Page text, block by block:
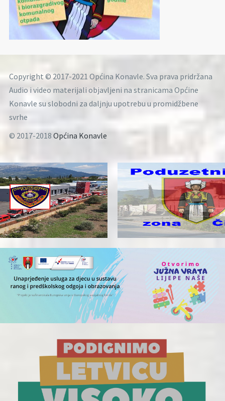
Copyright © 2017-2021 Općina Konavle. Sva prava pridržana
Audio i video materijali objavljeni na stranicama Općine
Konavle su slobodni za daljnju upotrebu u promidžbene
svrhe
© 2017-2018 Općina Konavle